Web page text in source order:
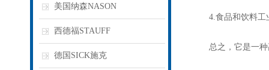
美国纳森NASON
西德福STAUFF
德国SICK施克
4.食品和饮料工业
总之，它是一种高